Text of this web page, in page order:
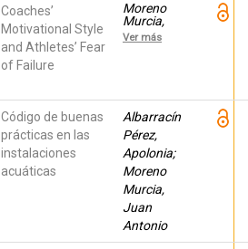
Coaches’
Motivational Style
and Athletes’ Fear
of Failure
Moreno
Murcia,
Juan
Antonio ;
Conte
Marín, Luis;
Nuñez,
Juan L.
Ver más
Código de buenas
prácticas en las
instalaciones
acuáticas
Albarracín
Pérez,
Apolonia;
Moreno
Murcia,
Juan
Antonio